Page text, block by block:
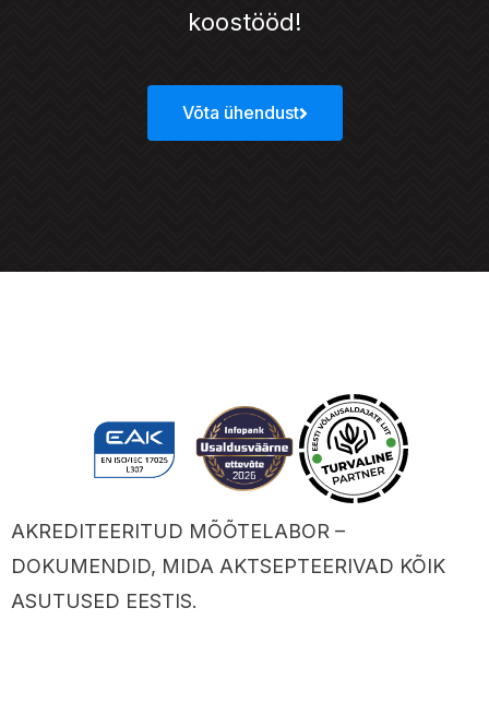
koostööd!
Võta ühendust
AKREDITEERITUD MÕÕTELABOR –
DOKUMENDID, MIDA AKTSEPTEERIVAD KÕIK
ASUTUSED EESTIS.